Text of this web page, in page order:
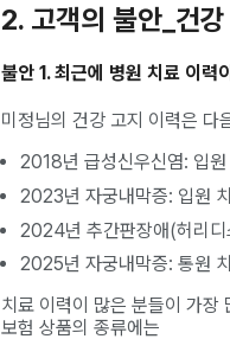
2. 고객의 불안_건
불안 1. 최근에 병원 치료 이력
미정님의 건강 고지 이력은 다
2018년 급성신우신염: 입원
2023년 자궁내막증: 입원
2024년 추간판장애(허리
2025년 자궁내막증: 통원
치료 이력이 많은 분들이 가장
보험 상품의 종류에는